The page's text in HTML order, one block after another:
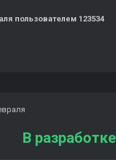
пользователем 123534
В